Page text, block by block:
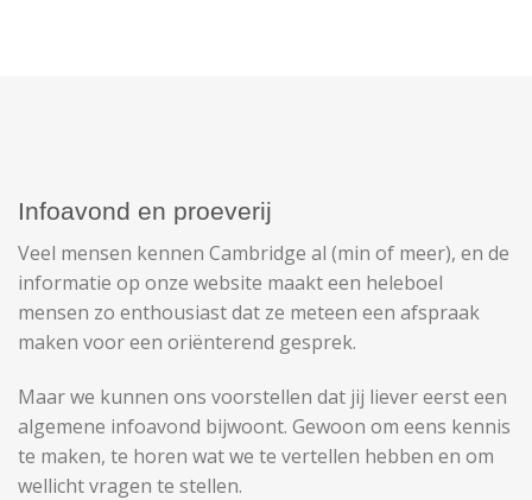
Infoavond en proeverij
Veel mensen kennen Cambridge al (min of meer), en de
informatie op onze website maakt een heleboel
mensen zo enthousiast dat ze meteen een afspraak
maken voor een oriënterend gesprek.
Maar we kunnen ons voorstellen dat jij liever eerst een
algemene infoavond bijwoont. Gewoon om eens kennis
te maken, te horen wat we te vertellen hebben en om
wellicht vragen te stellen.